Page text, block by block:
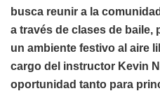
busca reunir a la
a través de clases de baile,
un ambiente festivo al aire
cargo del instructor Kevin
oportunidad tanto para